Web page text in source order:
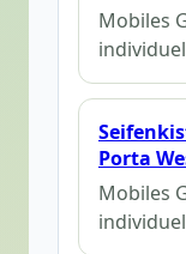
Mobiles
Porta
Mobiles